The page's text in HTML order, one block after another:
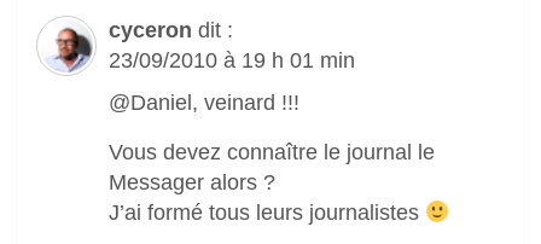
cyceron dit :
23/09/2010 à 19 h 01 min
@Daniel, veinard !!!
Vous devez connaître le journal le
Messager alors ?
J’ai formé tous leurs journalistes